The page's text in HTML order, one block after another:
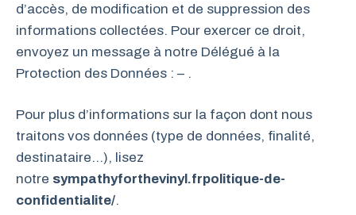
d’accès, de modification et de suppression des
informations collectées. Pour exercer ce droit,
envoyez un message à notre Délégué à la
Protection des Données : – .
Pour plus d’informations sur la façon dont nous
traitons vos données (type de données, finalité,
destinataire…), lisez
notre sympathyforthevinyl.frpolitique-de-
confidentialite/.